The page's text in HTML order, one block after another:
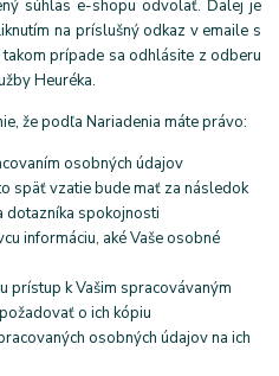
súhlas e-shopu odvolať. Ďalej je
na príslušný odkaz v emaile s
prípade sa odhlásite z odberu
Heuréka.
že podľa Nariadenia máte právo:
osobných údajov
späť vzatie bude mať za následok
dotazníka spokojnosti
informáciu, aké Vaše osobné
prístup k Vašim spracovávaným
o ich kópiu
osobných údajov na ich